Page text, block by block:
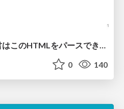
0 140